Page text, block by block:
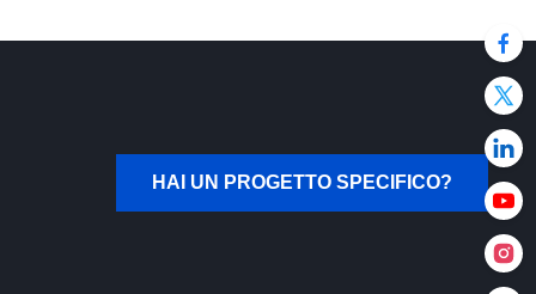
HAI UN PROGETTO SPECIFICO?